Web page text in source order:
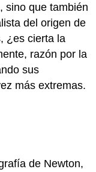
sino que también
del origen de
¿es cierta la
razón por la
sus
más extremas.
de Newton,